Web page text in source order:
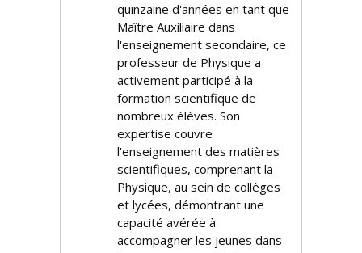
quinzaine d'années en tant que
Maître Auxiliaire dans
l'enseignement secondaire, ce
professeur de Physique a
activement participé à la
formation scientifique de
nombreux élèves. Son
expertise couvre
l'enseignement des matières
scientifiques, comprenant la
Physique, au sein de collèges
et lycées, démontrant une
capacité avérée à
accompagner les jeunes dans